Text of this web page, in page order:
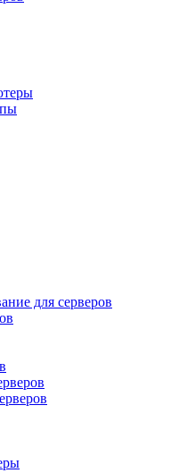
для серверов